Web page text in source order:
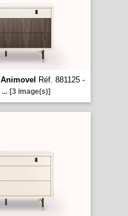
Animovel
Réf. 881125 -
... [3 image(s)]